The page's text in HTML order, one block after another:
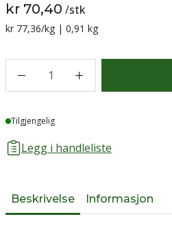
kr 70,40 /stk
Sammenligning pris:
kr 77,36/kg | 0,91 kg
1
Lager
Tilgjengelig
Legg i handleliste
Beskrivelse Informasjon